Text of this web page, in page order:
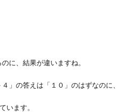
に、結果が違いますね。
」の答えは「１０」のはずなのに、
います。